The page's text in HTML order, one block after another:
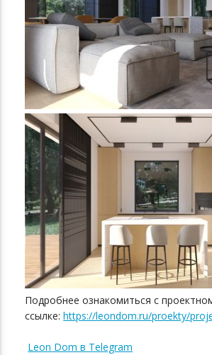
Подробнее ознакомиться с
ссылке:https://leondom.ru/proekty/
Leon Dom в Telegram